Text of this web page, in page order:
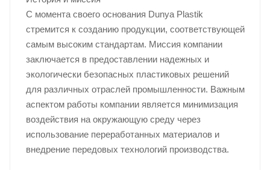
С момента своего основания Dunya Plastik
стремится к созданию продукции, соответствующей
самым высоким стандартам. Миссия компании
заключается в предоставлении надежных и
экологически безопасных пластиковых решений
для различных отраслей промышленности. Важным
аспектом работы компании является минимизация
воздействия на окружающую среду через
использование переработанных материалов и
внедрение передовых технологий производства.